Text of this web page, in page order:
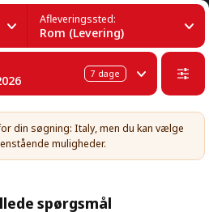
Afleveringssted:
Rom (Levering)
7 dage
din søgning: Italy, men du kan vælge
muligheder.
spørgsmål